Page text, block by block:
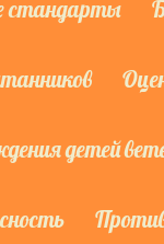
стандарты
детей